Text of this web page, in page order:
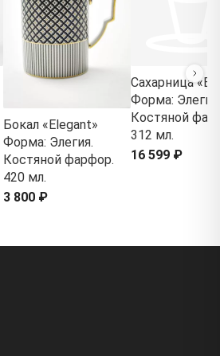
Бокал «Elegant»
Форма: Элегия.
Костяной фарфор.
420 мл.
3 800 ₽
Сахарница
Форма: Элегия.
Костяной
312 мл.
16 599 ₽